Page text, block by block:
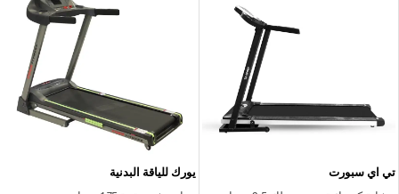
تي اي سبورت
يورك للياقة البدنية